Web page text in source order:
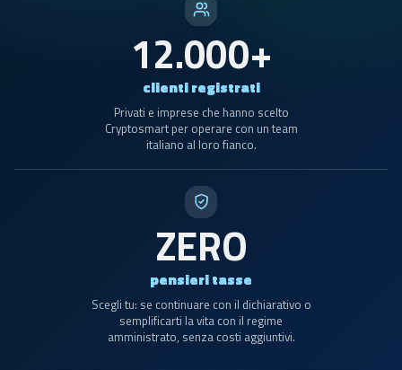
12.000+
clienti registrati
Privati e imprese che hanno scelto
Cryptosmart per operare con un team
italiano al loro fianco.
ZERO
pensieri tasse
Scegli tu: se continuare con il dichiarativo o
semplificarti la vita con il regime
amministrato, senza costi aggiuntivi.